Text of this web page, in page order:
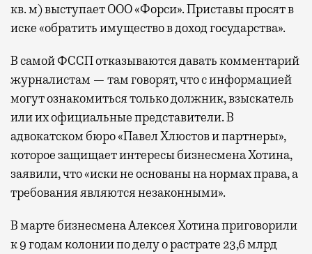
кв. м) выступает ООО «Форси». Приставы просят в
иске «обратить имущество в доход государства».
В самой ФССП отказываются давать комментарий
журналистам — там говорят, что с информацией
могут ознакомиться только должник, взыскатель
или их официальные представители. В
адвокатском бюро «Павел Хлюстов и партнеры»,
которое защищает интересы бизнесмена Хотина,
заявили, что «иски не основаны на нормах права, а
требования являются незаконными».
В марте бизнесмена Алексея Хотина приговорили
к 9 годам колонии по делу о растрате 23,6 млрд